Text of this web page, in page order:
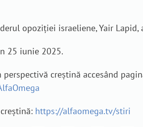
opoziției israeliene, Yair
25 iunie 2025.
creștină accesând
https://alfaomega.tv/stiri